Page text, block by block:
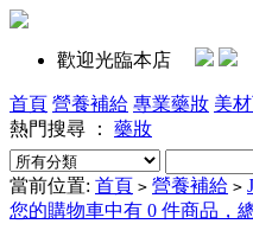
歡迎光臨本店
首頁 營養補給 專業藥妝 美
熱門搜尋 ： 藥妝
當前位置: 首頁 > 營養補給 >
您的購物車中有 0 件商品，